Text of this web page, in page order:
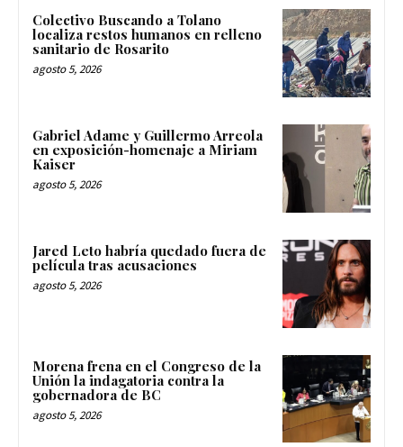
Colectivo Buscando a Tolano
localiza restos humanos en relleno
sanitario de Rosarito
agosto 5, 2026
Gabriel Adame y Guillermo Arreola
en exposición-homenaje a Miriam
Kaiser
agosto 5, 2026
Jared Leto habría quedado fuera de
película tras acusaciones
agosto 5, 2026
Morena frena en el Congreso de la
Unión la indagatoria contra la
gobernadora de BC
agosto 5, 2026